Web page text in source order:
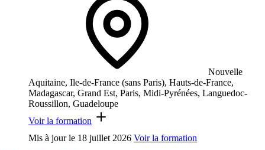
Nouvelle
Aquitaine, Ile-de-France (sans Paris), Hauts-de-France,
Madagascar, Grand Est, Paris, Midi-Pyrénées, Languedoc-
Roussillon, Guadeloupe
Voir la formation
Mis à jour le 18 juillet 2026 Voir la formation